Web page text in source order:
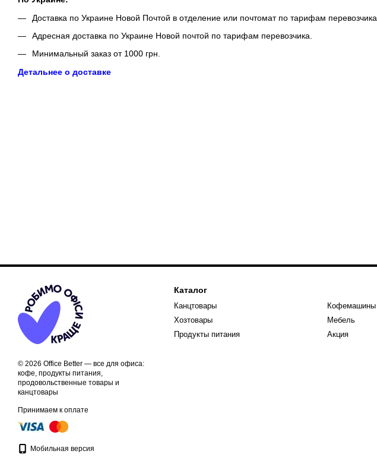
Доставка по Украине Новой Почтой в отделение или почтомат по тарифам перевозчика.
Адресная доставка по Украине Новой почтой по тарифам перевозчика.
Минимальный заказ от 1000 грн.
Детальнее о доставке
© 2026 Office Better — все для офиса:
кофе, продукты питания,
продовольственные товары и
канцтовары
Принимаем к оплате
Мобильная версия
Каталог
Канцтовары
Хозтовары
Продукты питания
Кофемашины
Мебель
Акция